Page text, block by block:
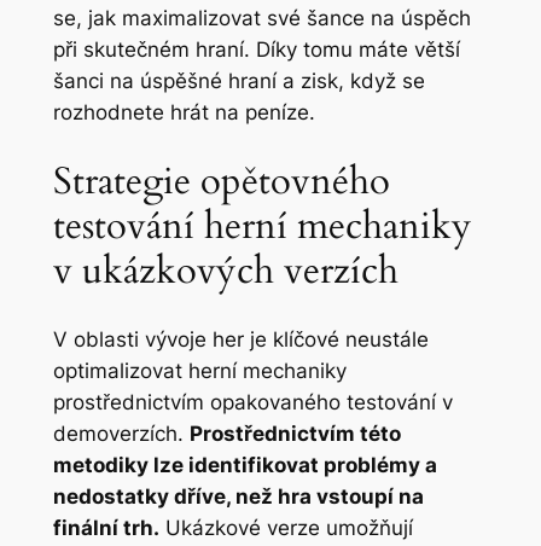
se, jak maximalizovat své šance na úspěch
při skutečném hraní. Díky tomu máte větší
šanci na úspěšné hraní a zisk, když se
rozhodnete hrát na peníze.
Strategie opětovného
testování herní mechaniky
v ukázkových verzích
V oblasti vývoje her je klíčové neustále
optimalizovat herní mechaniky
prostřednictvím opakovaného testování v
demoverzích. Prostřednictvím této
metodiky lze identifikovat problémy a
nedostatky dříve, než hra vstoupí na
finální trh. Ukázkové verze umožňují